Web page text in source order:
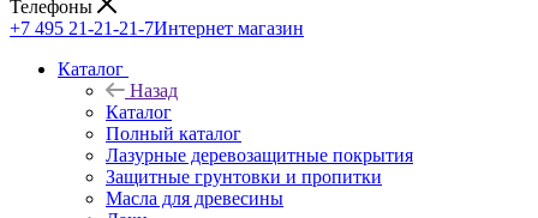
Телефоны
+7 495 21-21-21-7Интернет магазин
Каталог
Назад
Каталог
Полный каталог
Лазурные деревозащитные покрытия
Защитные грунтовки и пропитки
Масла для древесины